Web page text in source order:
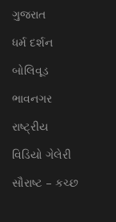
ગુજરાત
ધર્મ દર્શન
બોલિવૂડ
ભાવનગર
રાષ્ટ્રીય
વિડિયો ગેલેરી
સૌરાષ્ટ – કચ્છ